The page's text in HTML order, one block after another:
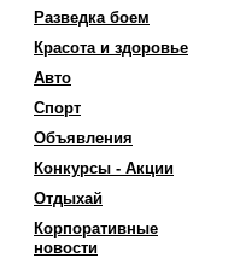
Разведка боем
Красота и здоровье
Авто
Спорт
Объявления
Конкурсы - Акции
Отдыхай
Корпоративные
новости